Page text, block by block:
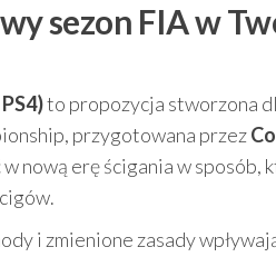
sezon FIA w
to propozycja stworzona
przygotowana przez
nową erę ścigania w sposób,
i zmienione zasady